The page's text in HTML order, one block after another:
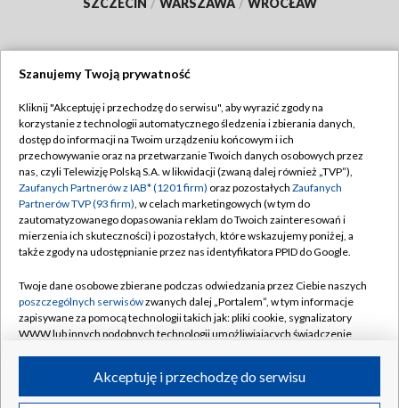
SZCZECIN / WARSZAWA / WROCŁAW
TVP
Abonament TVP
Emisja w TVP
Centrum informacji TVP
Naziemna Telewizja Cyfrowa
Rada Programowa
System NOS
Informacje o nadawcy
Program dla prasy
Regulamin TVP
Polityka prywatności
Moje zgody
Pomoc
Kontakt
Kanały
©2026 Telewizja Polska S.A. w likwidacji
Szanujemy Twoją prywatność
Kliknij "Akceptuję i przechodzę do serwisu", aby wyrazić zgody na
korzystanie z technologii automatycznego śledzenia i zbierania danych,
dostęp do informacji na Twoim urządzeniu końcowym i ich
przechowywanie oraz na przetwarzanie Twoich danych osobowych przez
nas, czyli Telewizję Polską S.A. w likwidacji (zwaną dalej również „TVP”),
Zaufanych Partnerów z IAB* (1201 firm) oraz pozostałych Zaufanych
Partnerów TVP (93 firm), w celach marketingowych (w tym do
zautomatyzowanego dopasowania reklam do Twoich zainteresowań i
mierzenia ich skuteczności) i pozostałych, które wskazujemy poniżej, a
także zgody na udostępnianie przez nas identyfikatora PPID do Google.
Twoje dane osobowe zbierane podczas odwiedzania przez Ciebie naszych
poszczególnych serwisówzwanych dalej „Portalem”, w tym informacje
zapisywane za pomocą technologii takich jak: pliki cookie, sygnalizatory
WWW lub innych podobnych technologii umożliwiających świadczenie
ruchu w Internecie.Akceptuję i przechodzę do serwisu